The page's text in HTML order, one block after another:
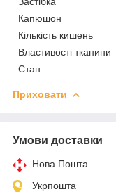
Капюшон
Кількість кишень
Властивості тканини
Стан
Приховати
Умови доставки
Нова Пошта
Укрпошта